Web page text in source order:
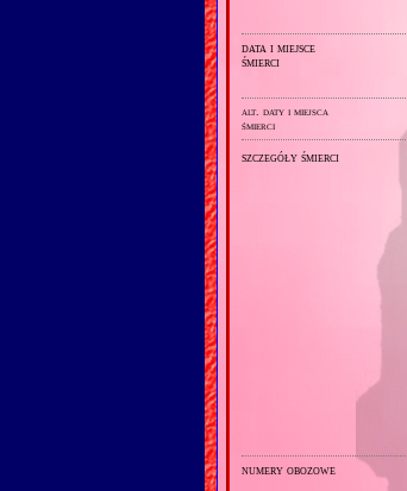
data i miejsce
śmierci
alt. daty i miejsca
śmierci
szczegóły śmierci
numery obozowe